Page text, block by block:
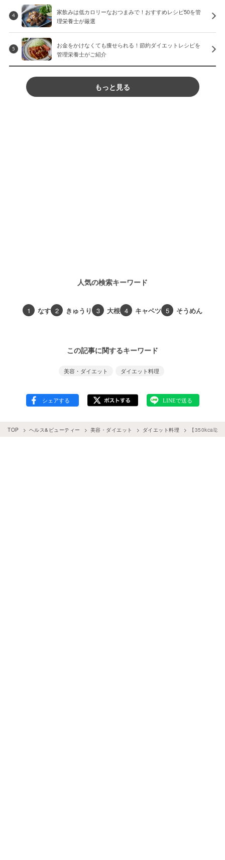
4
家飲みは低カロリーなおつまみで！おすすめレシピ50を管
理栄養士が厳選
5
お金をかけなくても痩せられる！節約ダイエットレシピを
管理栄養士がご紹介
もっと見る
人気の検索キーワード
1 なす 2 きゅうり 3 大根 4 キャベツ 5 そうめん
この記事に関するキーワード
美容・ダイエット ダイエット料理
TOP ヘルス&ビューティー 美容・ダイエット ダイエット料理 【350kcal以